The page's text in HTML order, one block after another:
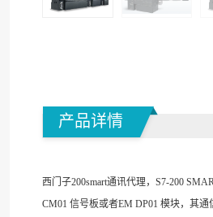
产品详情
西门子200smart通讯代理，S7-200
CM01 信号板或者EM DP01 模块，其